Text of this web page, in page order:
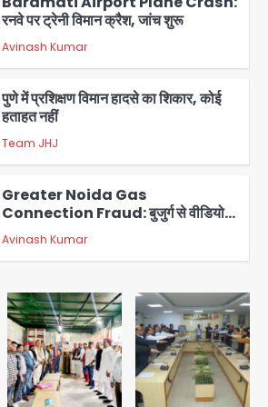
Avinash Kumar
पुणे में प्रशिक्षण विमान हादसे का शिकार, कोई
हताहत नहीं
Team JHJ
Greater Noida Gas
कॉल पर 9.77 लाख की साइबर फ्रॉड
Avinash Kumar
Parshvanath Building
वर्षीय किशोर की मौत
Avinash Kumar
Air India Phuket Delhi flight:
कैप्टन का डोप टेस्ट पॉजिटिव, 17 घायल;
DGCA जांच जारी
Avinash Kumar